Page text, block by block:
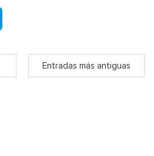
Entradas más antiguas